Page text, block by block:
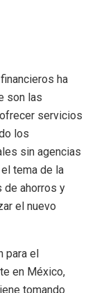
ha
son las
servicios
los
sin agencias
tema de la
de ahorros y
el nuevo
para el
en México,
tomando